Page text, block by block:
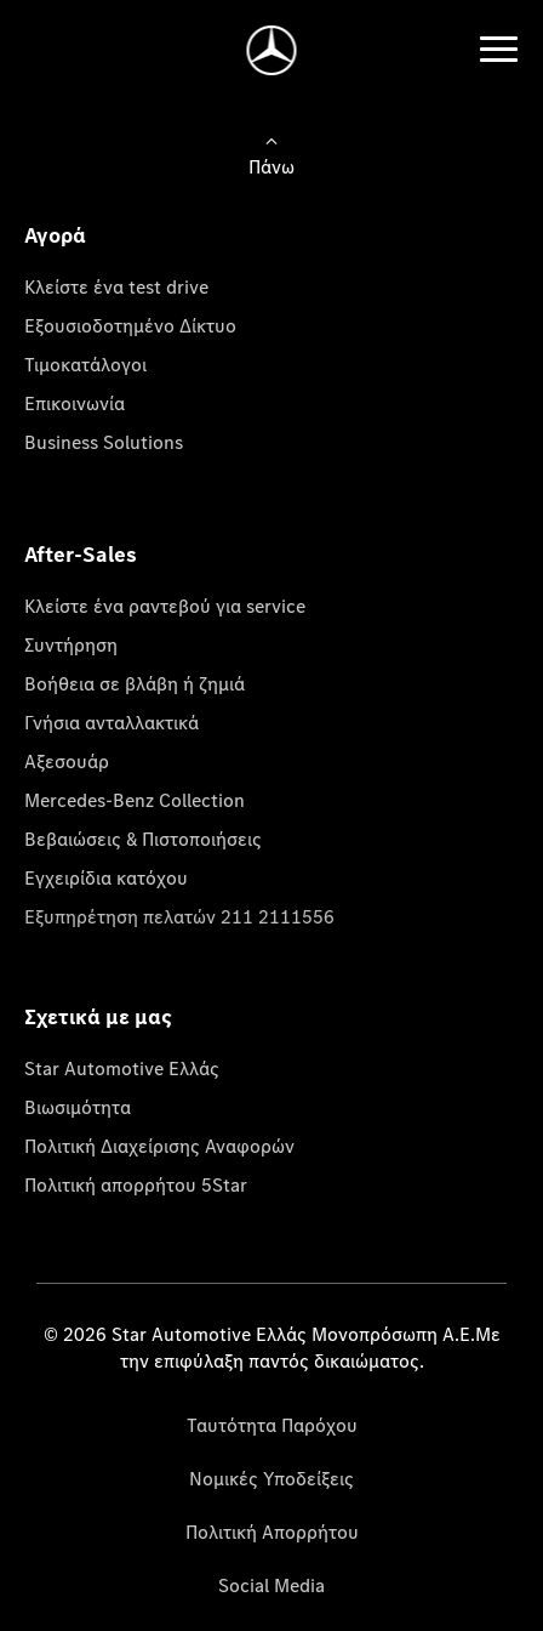
Πάνω
Αγορά
Κλείστε ένα test drive
Εξουσιοδοτημένο Δίκτυο
Τιμοκατάλογοι
Επικοινωνία
Business Solutions
After-Sales
Κλείστε ένα ραντεβού για service
Συντήρηση
Βοήθεια σε βλάβη ή ζημιά
Γνήσια ανταλλακτικά
Αξεσουάρ
Mercedes-Benz Collection
Βεβαιώσεις & Πιστοποιήσεις
Εγχειρίδια κατόχου
Εξυπηρέτηση πελατών 211 2111556
Σχετικά με μας
Star Automotive Ελλάς
Βιωσιμότητα
Πολιτική Διαχείρισης Αναφορών
Πολιτική απορρήτου 5Star
© 2026 Star Automotive Ελλάς Μονοπρόσωπη Α.Ε.Με
την επιφύλαξη παντός δικαιώματος.
Ταυτότητα Παρόχου
Νομικές Υποδείξεις
Πολιτική Απορρήτου
Social Media